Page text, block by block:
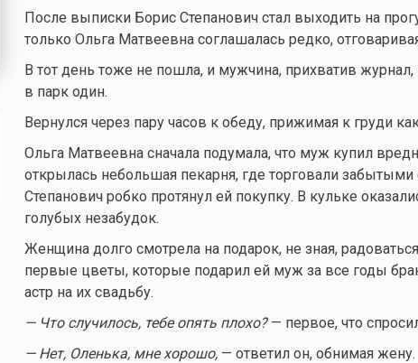
После выписки Борис Степанович стал выходить на
только Ольга Матвеевна соглашалась редко,
В тот день тоже не пошла, и мужчина, прихватив
в парк один.
Вернулся через пару часов к обеду, прижимая к груди
Ольга Матвеевна сначала подумала, что муж купил
открылась небольшая пекарня, где торговали
Степанович робко протянул ей покупку. В кульке
голубых незабудок.
Женщина долго смотрела на подарок, не зная,
первые цветы, которые подарил ей муж за все годы
астр на их свадьбу.
— Что случилось, тебе опять плохо?— первое, что
— Нет, Оленька, мне хорошо,— ответил он, обнимая жену.